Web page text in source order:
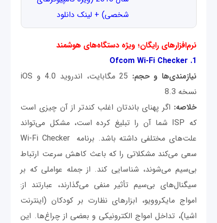
شخصی) + لینک دانلود
نرم‌افزارهای رایگان؛ ویژه دستگاه‌های هوشمند
1. Ofcom Wi-Fi Checker
نیازمندی‌ها و حجم:
25 مگابایت، اندروید 4.0 و iOS
نسخه 8.3
خلاصه: اگر پهنای باندتان اغلب کندتر از آن چیزی است
که ISP شما آن را تبلیغ کرده است، مشکل می‌تواند
علت‌های مختلفی داشته باشد. برنامه Wi-Fi Checker
سعی می‌کند مشکلاتی را که باعث کاهش سرعت ارتباط
بی‌سیم می‌شوند، شناسایی کند. از جمله عواملی که بر
سیگنال‌های بی‌سیم تأثیر منفی می‌گذارند، عبارتند از:
امواج مایکروویو، ابزارهای نظارت بر کودکان (اینترنت
اشیا)، تداخل امواج الکترونیکی و بعضی از چراغ‌ها. این